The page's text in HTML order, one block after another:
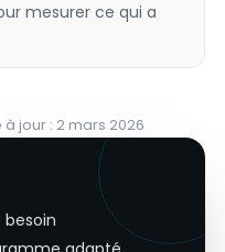
mesurer ce qui a
jour : 2 mars 2026